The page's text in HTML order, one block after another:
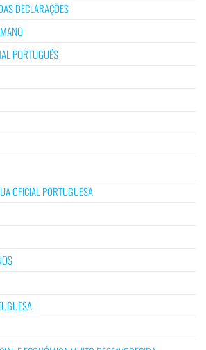
DECLARAÇÕES
PORTUGUÊS
OFICIAL PORTUGUESA